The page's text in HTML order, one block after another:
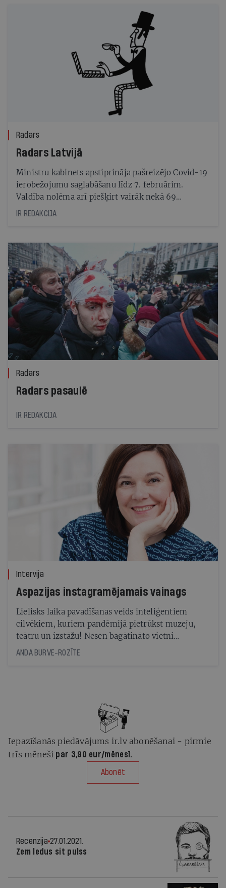
Radars
Radars Latvijā
Ministru kabinets apstiprināja pašreizējo Covid-19
ierobežojumu saglabāšanu līdz 7. februārim.
Valdība nolēma arī piešķirt vairāk nekā 69
miljonus eiro piemaksām mediķiem un citiem
saslimstības ar Covid-19 kumulatīvais rādītājs
varētu samazināties līdz 200 uz 100 000
iedzīvotāju un ierobežojumus varētu mīkstināt,
pirmdien paziņoja SPKC. Pirmdien rādītājs bija
595,8 uz 100 000 iedzīvotāju.
IR REDAKCIJA
Radars
Radars pasaulē
IR REDAKCIJA
Intervija
Aspazijas instagramējamais vainags
Lielisks laika pavadīšanas veids inteliģentiem
cilvēkiem, kuriem pandēmijā pietrūkst muzeju,
teātru un izstāžu! Nesen bagātināto vietni
Memorialiemuzeji.lv tā iesaka Memoriālo muzeju
ANDA BURVE-ROZĪTE
Iepazīšanās piedāvājums ir.lv abonēšanai - pirmie
trīs mēneši par 3,90 eur/mēnesī.
Abonēt
Recenzija 27.01.2021.
Zem ledus sit pulss